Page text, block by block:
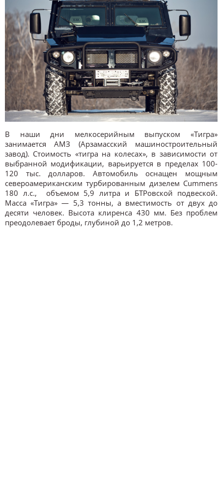
В наши дни мелкосерийным выпуском «Тигра»
занимается АМЗ (Арзамасский машиностроительный
завод). Стоимость «тигра на колесах», в зависимости от
выбранной модификации, варьируется в пределах 100-
120 тыс. долларов. Автомобиль оснащен мощным
североамериканским турбированным дизелем Cummens
180 л.с., объемом 5,9 литра и БТРовской подвеской.
Масса «Тигра» — 5,3 тонны, а вместимость от двух до
десяти человек. Высота клиренса 430 мм. Без проблем
преодолевает броды, глубиной до 1,2 метров.